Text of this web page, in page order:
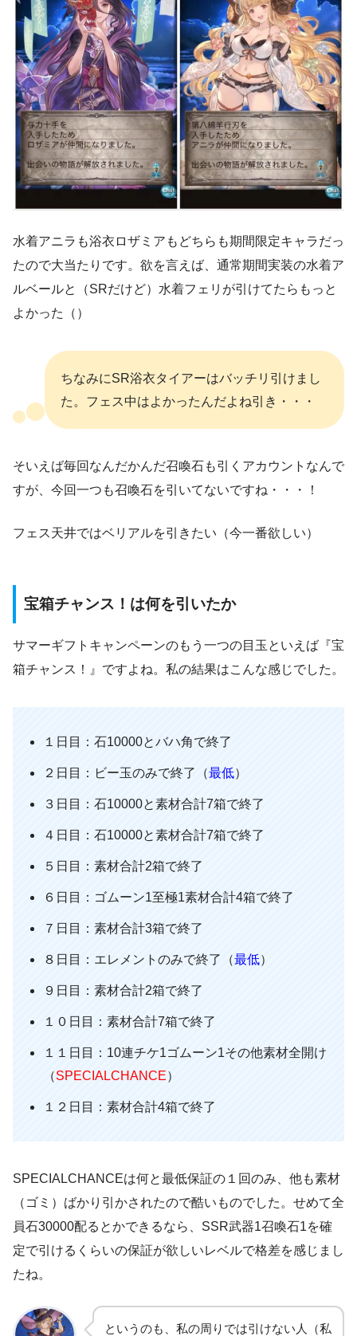
水着アニラも浴衣ロザミアもどちらも期間限定キャラだっ
たので大当たりです。欲を言えば、通常期間実装の水着ア
ルベールと（SRだけど）水着フェリが引けてたらもっと
よかった（）
ちなみにSR浴衣タイアーはバッチリ引けまし
た。フェス中はよかったんだよね引き・・・
そいえば毎回なんだかんだ召喚石も引くアカウントなんで
すが、今回一つも召喚石を引いてないですね・・・！
フェス天井ではベリアルを引きたい（今一番欲しい）
宝箱チャンス！は何を引いたか
サマーギフトキャンペーンのもう一つの目玉といえば『宝
箱チャンス！』ですよね。私の結果はこんな感じでした。
１日目：石10000とバハ角で終了
２日目：ビー玉のみで終了（最低）
３日目：石10000と素材合計7箱で終了
４日目：石10000と素材合計7箱で終了
５日目：素材合計2箱で終了
６日目：ゴムーン1至極1素材合計4箱で終了
７日目：素材合計3箱で終了
８日目：エレメントのみで終了（最低）
９日目：素材合計2箱で終了
１０日目：素材合計7箱で終了
１１日目：10連チケ1ゴムーン1その他素材全開け
（SPECIALCHANCE）
１２日目：素材合計4箱で終了
SPECIALCHANCEは何と最低保証の１回のみ、他も素材
（ゴミ）ばかり引かされたので酷いものでした。せめて全
員石30000配るとかできるなら、SSR武器1召喚石1を確
定で引けるくらいの保証が欲しいレベルで格差を感じまし
たね。
というのも、私の周りでは引けない人（私